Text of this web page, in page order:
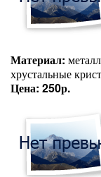
Материал:
хрустальные
Цена: 250р.